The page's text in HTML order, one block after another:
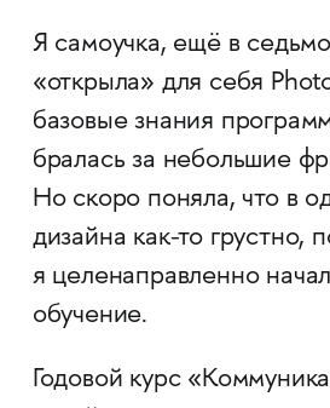
Я самоучка, ещё в
«открыла» для себя
базовые знания
бралась за небольшие
Но скоро поняла, что в
дизайна как-то грустно,
я целенаправленно
обучение.
Годовой курс